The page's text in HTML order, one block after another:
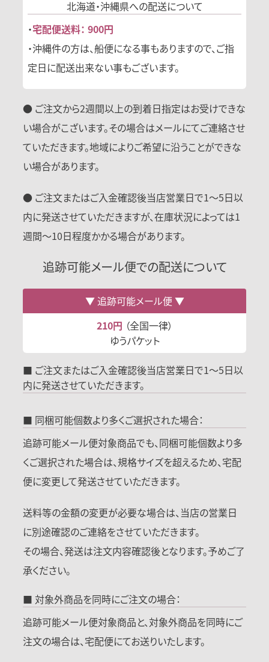
北海道・沖縄県への配送について
・宅配便送料： 900円
・沖縄件の方は、船便になる事もありますので、ご指
定日に配送出来ない事もございます。
● ご注文から2週間以上の到着日指定はお受けできな
い場合がこざいます。その場合はメールにてご連絡させ
ていただきます。地域によりご希望に沿うことができな
い場合があります。
● ご注文またはご入金確認後当店営業日で1〜5日以
内に発送させていただきますが、在庫状況によっては1
週間〜10日程度かかる場合があります。
追跡可能メール便での配送について
追跡可能メール便
210円 （全国一律）
ゆうパケット
■ ご注文またはご入金確認後当店営業日で1～5日以
内に発送させていただきます。
■ 同梱可能個数より多くご選択された場合：
追跡可能メール便対象商品でも、同梱可能個数より多
くご選択された場合は、規格サイズを超えるため、宅配
便に変更して発送させていただきます。
送料等の金額の変更が必要な場合は、当店の営業日
に別途確認のご連絡をさせていただきます。
その場合、発送は注文内容確認後となります。予めご了
承ください。
■ 対象外商品を同時にご注文の場合：
追跡可能メール便対象商品と、対象外商品を同時にご
注文の場合は、宅配便にてお送りいたします。